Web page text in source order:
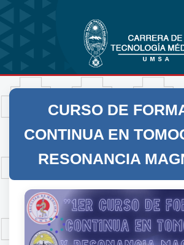
CURSO DE
CONTINUA EN
RESONANCIA